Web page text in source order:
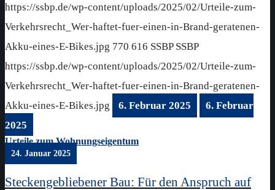
https://ssbp.de/wp-content/uploads/2025/02/Urteile-zum-
Verkehrsrecht_Wer-haftet-fuer-einen-in-Brand-geratenen-
Akku-eines-E-Bikes.jpg 770 616 SSBP SSBP
https://ssbp.de/wp-content/uploads/2025/02/Urteile-zum-
Verkehrsrecht_Wer-haftet-fuer-einen-in-Brand-geratenen-
Akku-eines-E-Bikes.jpg
6. Februar 2025
6. Februar
2025
Urteile zum Wohnungseigentum
24. Januar 2025
Steckengebliebener Bau: Für den Anspruch auf